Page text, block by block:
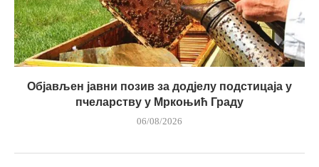
Објављен јавни позив за додјелу подстицаја у
пчеларству у Мркоњић Граду
06/08/2026